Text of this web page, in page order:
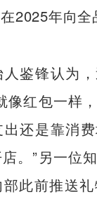
2025年向全
鉴锋认为
像红包一样
还是靠消
。”另一位
此前推送